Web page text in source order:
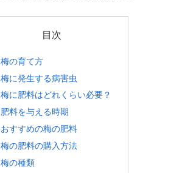
目次
梅の育て方
梅に発生する病害虫
梅に肥料はどれくらい必要？
肥料を与える時期
おすすめの梅の肥料
梅の肥料の購入方法
梅の種類